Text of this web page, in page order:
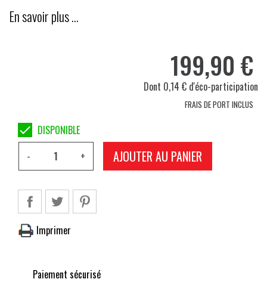
En savoir plus …
199,90 €
Dont 0,14 € d'éco-participation
FRAIS DE PORT INCLUS
 DISPONIBLE
-
+ AJOUTER AU PANIER
Imprimer
Paiement sécurisé